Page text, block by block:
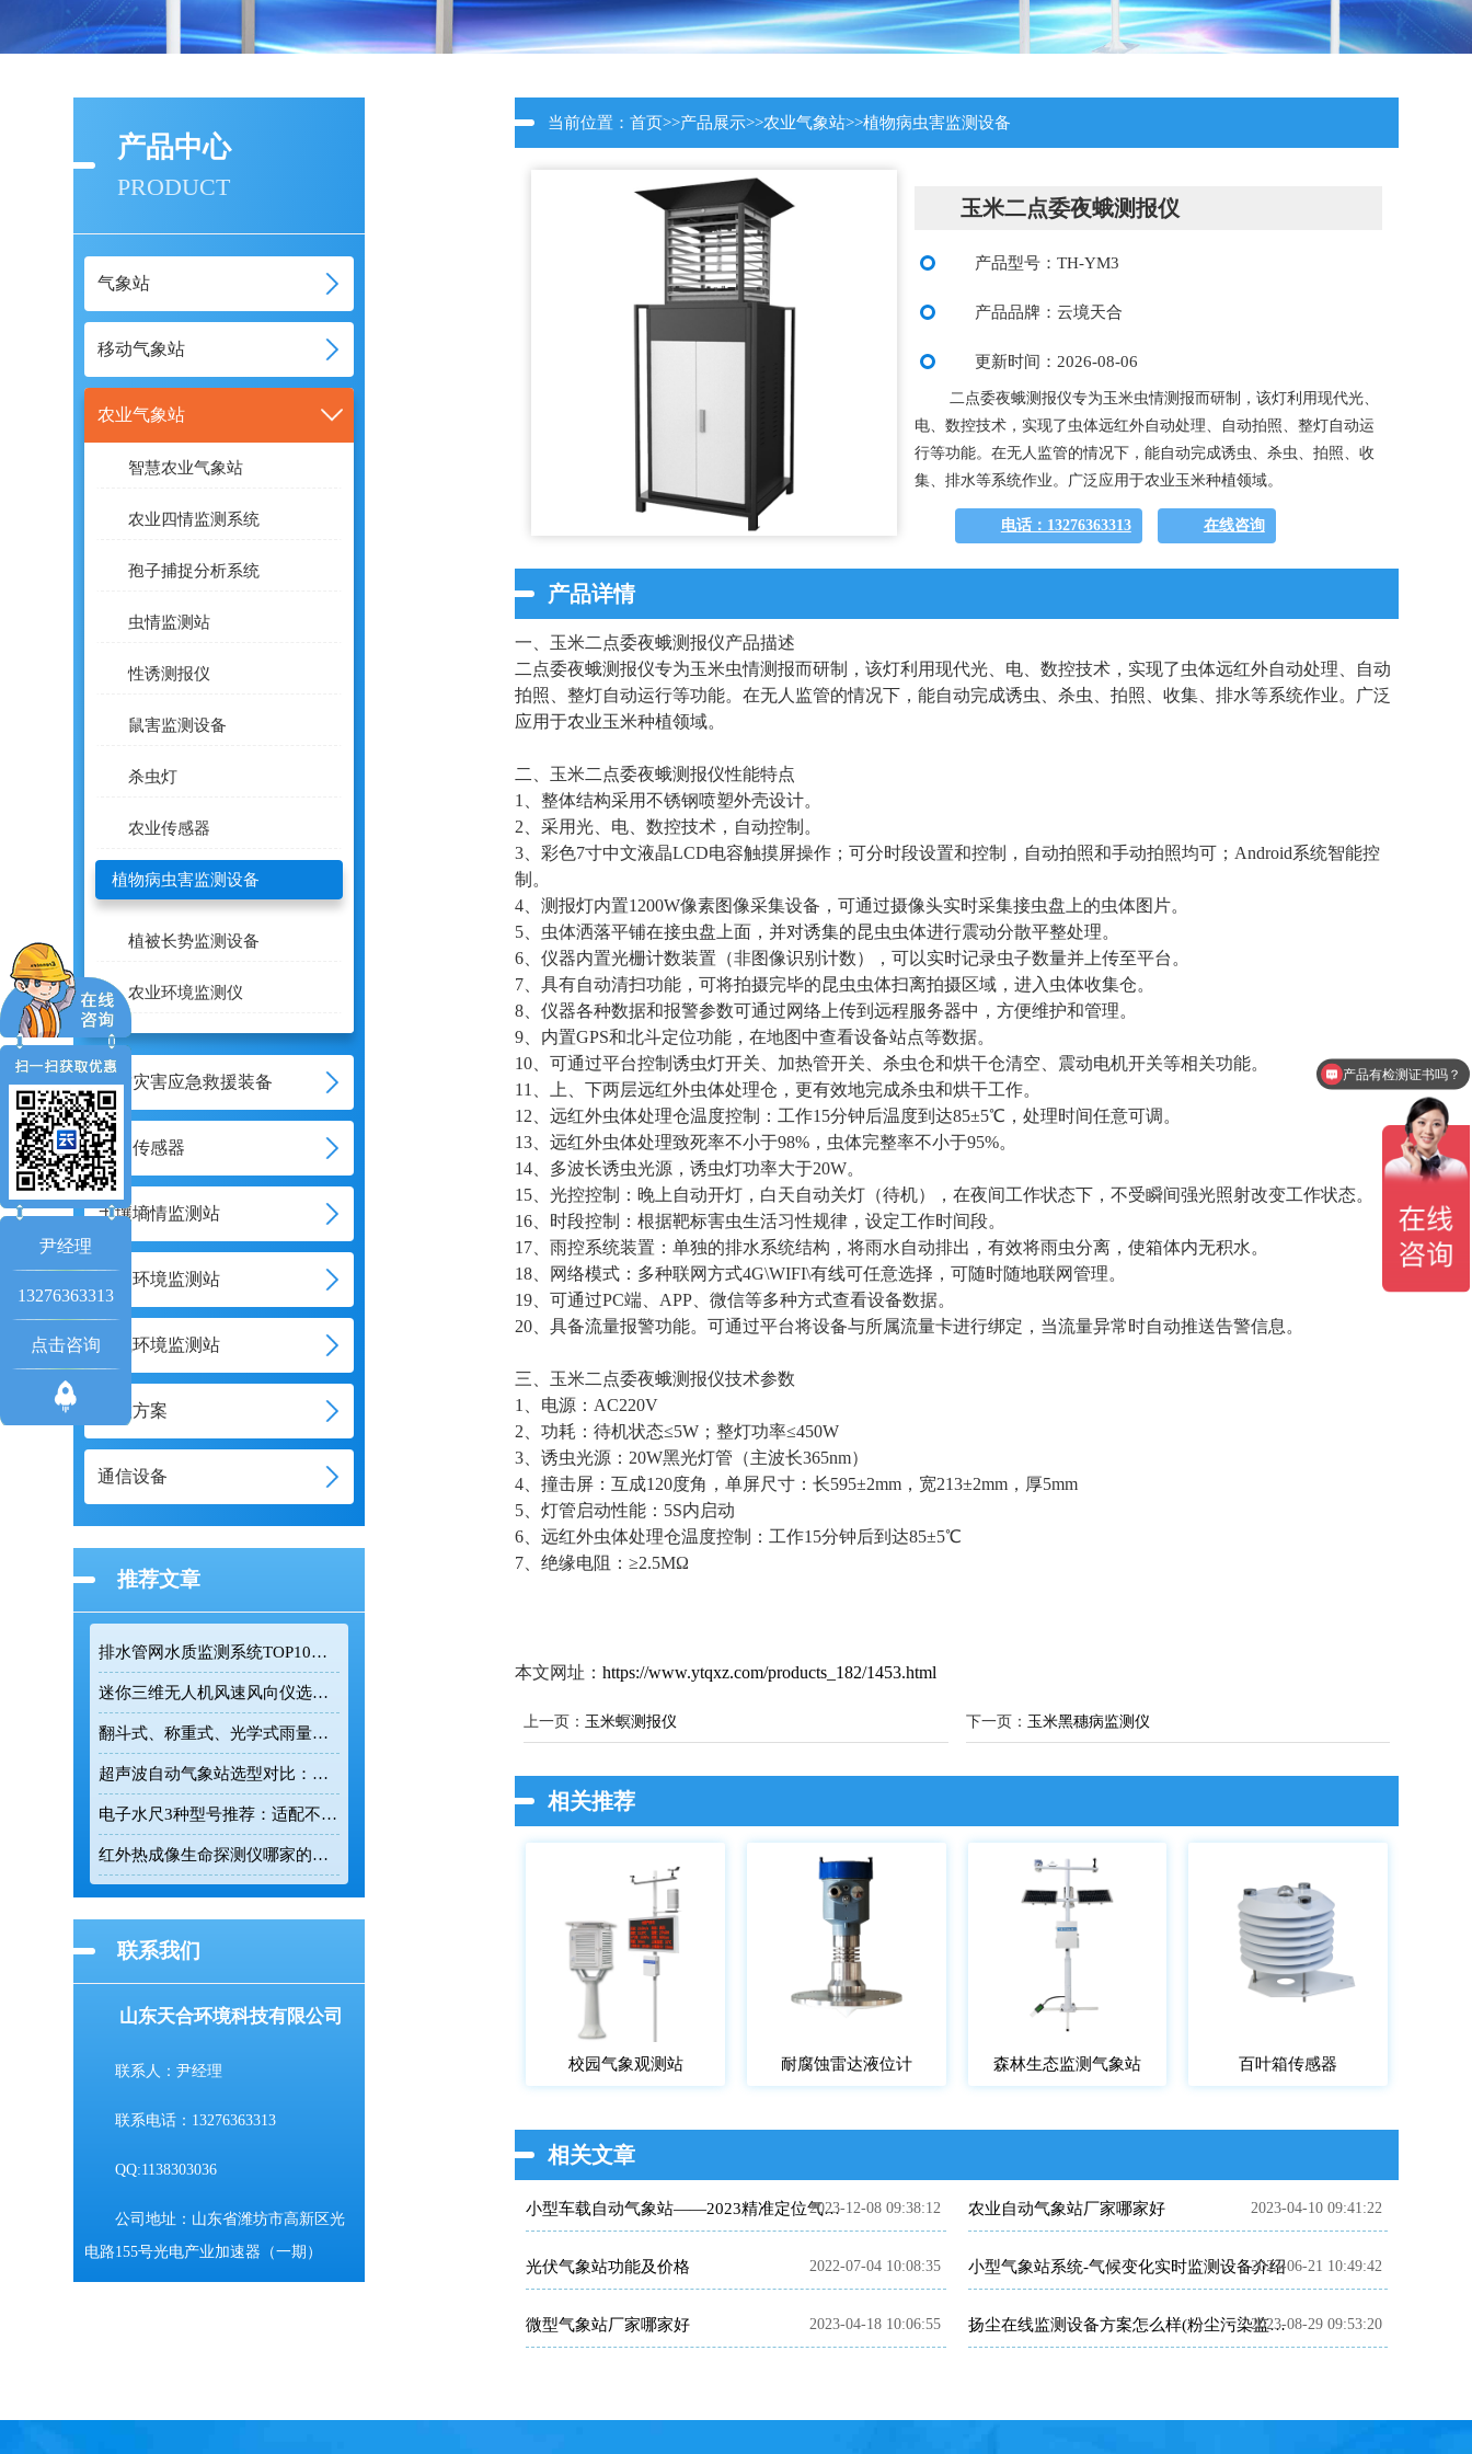
产品中心
PRODUCT
气象站
移动气象站
农业气象站
智慧农业气象站
农业四情监测系统
孢子捕捉分析系统
虫情监测站
性诱测报仪
鼠害监测设备
杀虫灯
农业传感器
植物病虫害监测设备
植被长势监测设备
农业环境监测仪
地质灾害应急救援装备
气象传感器
土壤墒情监测站
水文环境监测站
大气环境监测站
智慧方案
通信设备
推荐文章
排水管网水质监测系统TOP10推荐榜单
迷你三维无人机风速风向仪选型：云境天合TH-F1H助力空中风场监测
翻斗式、称重式、光学式雨量计精度大横评：哪种雨量计测量最准？
超声波自动气象站选型对比：云境天合 TH-CQX6 与天蔚 TW-CQX5 推荐
电子水尺3种型号推荐：适配不同水深监测场景
红外热成像生命探测仪哪家的好用？TH-860TH这款救援项目都在用
联系我们
山东天合环境科技有限公司
联系人：尹经理
联系电话：13276363313
QQ:1138303036
公司地址：山东省潍坊市高新区光
电路155号光电产业加速器（一期）
当前位置：首页>>产品展示>>农业气象站>>植物病虫害监测设备
玉米二点委夜蛾测报仪
产品型号：TH-YM3
产品品牌：云境天合
更新时间：2026-08-06
二点委夜蛾测报仪专为玉米虫情测报而研制，该灯利用现代光、
电、数控技术，实现了虫体远红外自动处理、自动拍照、整灯自动运
行等功能。在无人监管的情况下，能自动完成诱虫、杀虫、拍照、收
集、排水等系统作业。广泛应用于农业玉米种植领域。
电话：13276363313 在线咨询
产品详情
一、玉米二点委夜蛾测报仪产品描述
二点委夜蛾测报仪专为玉米虫情测报而研制，该灯利用现代光、电、数控技术，实现了虫体远红外自动处理、自动
拍照、整灯自动运行等功能。在无人监管的情况下，能自动完成诱虫、杀虫、拍照、收集、排水等系统作业。广泛
应用于农业玉米种植领域。
二、玉米二点委夜蛾测报仪性能特点
1、整体结构采用不锈钢喷塑外壳设计。
2、采用光、电、数控技术，自动控制。
3、彩色7寸中文液晶LCD电容触摸屏操作；可分时段设置和控制，自动拍照和手动拍照均可；Android系统智能控
制。
4、测报灯内置1200W像素图像采集设备，可通过摄像头实时采集接虫盘上的虫体图片。
5、虫体洒落平铺在接虫盘上面，并对诱集的昆虫虫体进行震动分散平整处理。
6、仪器内置光栅计数装置（非图像识别计数），可以实时记录虫子数量并上传至平台。
7、具有自动清扫功能，可将拍摄完毕的昆虫虫体扫离拍摄区域，进入虫体收集仓。
8、仪器各种数据和报警参数可通过网络上传到远程服务器中，方便维护和管理。
9、内置GPS和北斗定位功能，在地图中查看设备站点等数据。
10、可通过平台控制诱虫灯开关、加热管开关、杀虫仓和烘干仓清空、震动电机开关等相关功能。
11、上、下两层远红外虫体处理仓，更有效地完成杀虫和烘干工作。
12、远红外虫体处理仓温度控制：工作15分钟后温度到达85±5℃，处理时间任意可调。
13、远红外虫体处理致死率不小于98%，虫体完整率不小于95%。
14、多波长诱虫光源，诱虫灯功率大于20W。
15、光控控制：晚上自动开灯，白天自动关灯（待机），在夜间工作状态下，不受瞬间强光照射改变工作状态。
16、时段控制：根据靶标害虫生活习性规律，设定工作时间段。
17、雨控系统装置：单独的排水系统结构，将雨水自动排出，有效将雨虫分离，使箱体内无积水。
18、网络模式：多种联网方式4G\WIFI\有线可任意选择，可随时随地联网管理。
19、可通过PC端、APP、微信等多种方式查看设备数据。
20、具备流量报警功能。可通过平台将设备与所属流量卡进行绑定，当流量异常时自动推送告警信息。
三、玉米二点委夜蛾测报仪技术参数
1、电源：AC220V
2、功耗：待机状态≤5W；整灯功率≤450W
3、诱虫光源：20W黑光灯管（主波长365nm）
4、撞击屏：互成120度角，单屏尺寸：长595±2mm，宽213±2mm，厚5mm
5、灯管启动性能：5S内启动
6、远红外虫体处理仓温度控制：工作15分钟后到达85±5℃
7、绝缘电阻：≥2.5MΩ
本文网址：https://www.ytqxz.com/products_182/1453.html
上一页： 玉米螟测报仪 下一页： 玉米黑穗病监测仪
相关推荐
校园气象观测站 耐腐蚀雷达液位计 森林生态监测气象站 百叶箱传感器
相关文章
小型车载自动气象站——2023精准定位气象监测设备
2023-12-08 09:38:12 农业自动气象站厂家哪家好 2023-04-10 09:41:22
光伏气象站功能及价格 2022-07-04 10:08:35 小型气象站系统-气候变化实时监测设备介绍2023-06-21 10:49:42
微型气象站厂家哪家好 2023-04-18 10:06:55 扬尘在线监测设备方案怎么样(粉尘污染监测设备)
2023-08-29 09:53:20
尹经理
13276363313
点击咨询
设备包含安装吗？